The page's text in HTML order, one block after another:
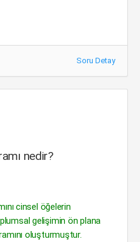
Soru Detay
nedir?
cinsel öğelerin
gelişimin ön plana
oluşturmuştur.